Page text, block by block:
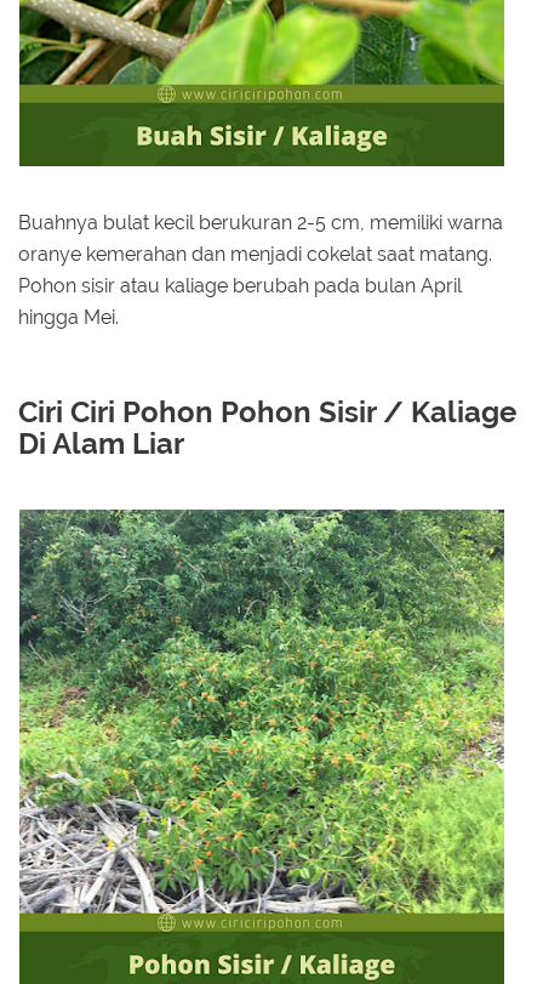
Buahnya bulat kecil berukuran 2-5 cm, memiliki warna
oranye kemerahan dan menjadi cokelat saat matang.
Pohon sisir atau kaliage berubah pada bulan April
hingga Mei.
Ciri Ciri Pohon Pohon Sisir / Kaliage
Di Alam Liar